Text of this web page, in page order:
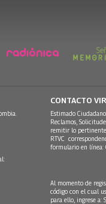
CONTACTO
Estimado
Reclamos,
remitir lo
RTVC
formulario en línea:
Al momento de
código con el cual
para ello, ingrese a: